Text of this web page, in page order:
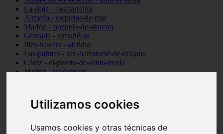
Utilizamos cookies
Usamos cookies y otras técnicas de
La-rioja - casalarreina
Almería - roquetas-de-mar
Madrid - pozuelo-de-alarcón
Granada - almuñécar
Illes-balears - alcúdia
Las-palmas - san-bartolomé-de-tirajana
Cádiz - el-puerto-de-santa-maría
Madrid - valdemoro
Cantabria - suances
Sevilla - bormujos
Málaga - júzcar